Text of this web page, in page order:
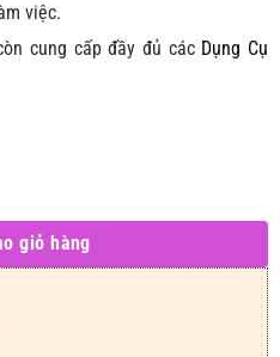
việc.
cung cấp đầy đủ các Dụng Cụ
lượng
giỏ hàng